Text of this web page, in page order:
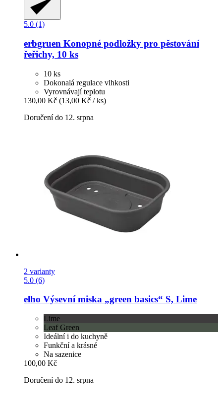
5.0 (1)
erbgruen Konopné podložky pro pěstování
řeřichy, 10 ks
10 ks
Dokonalá regulace vlhkosti
Vyrovnávají teplotu
130,00 Kč (13,00 Kč / ks)
Doručení do 12. srpna
2 varianty
5.0 (6)
elho Výsevní miska „green basics“ S, Lime
Lime
Leaf Green
Ideální i do kuchyně
Funkční a krásné
Na sazenice
100,00 Kč
Doručení do 12. srpna